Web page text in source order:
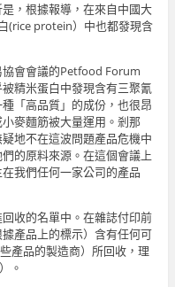
，根據報導，在來自中國大
(rice protein）中也都發現含
會會議的Petfood Forum
精米蛋白中發現含有三聚氰
「高品質」的成份，也很昂
麥麵筋被大量運用。剎那
地不在這波問題產品危機中
的原料來源。在這個會議上
我們任何一家公司的產品
收的名單中。在雜誌付印前
產品上的標示）含有任何可
產品的製造商）所回收，理
。